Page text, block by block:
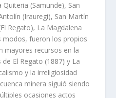
(Sa­munde), San
(Irauregi), San Martí­n
Regato), La Magdalena
modos, fueron los pro­pios
mayores recursos en la
El Regato (1887) y La
y la irreligiosidad
minera siguió siendo
ocasiones actos